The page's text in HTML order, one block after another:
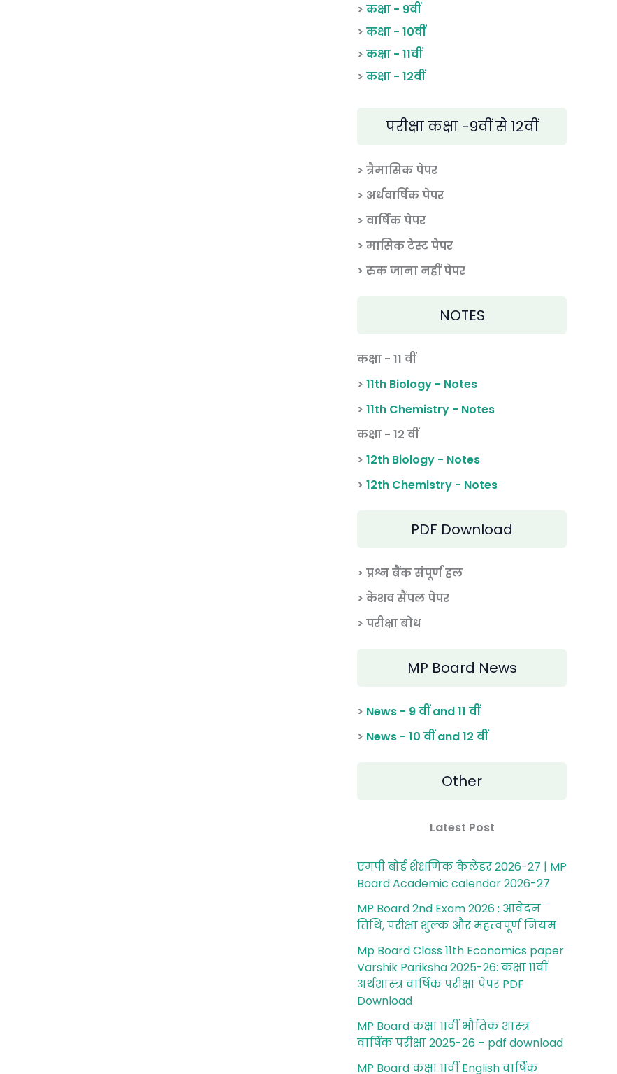
> कक्षा - 9वीं
> कक्षा - 10वीं
> कक्षा - 11वीं
> कक्षा - 12वीं
परीक्षा कक्षा -9वीं से 12वीं
> त्रैमासिक पेपर
> अर्धवार्षिक पेपर
> वार्षिक पेपर
> मासिक टेस्ट पेपर
> रुक जाना नहीं पेपर
NOTES
कक्षा - 11 वीं
> 11th Biology - Notes
> 11th Chemistry - Notes
कक्षा - 12 वीं
> 12th Biology - Notes
> 12th Chemistry - Notes
PDF Download
> प्रश्न बैंक संपूर्ण हल
> केशव सैंपल पेपर
> परीक्षा बोध
MP Board News
> News - 9 वीं and 11 वीं
> News - 10 वीं and 12 वीं
Other
Latest Post
एमपी बोर्ड शैक्षणिक कैलेंडर 2026-27 | MP
Board Academic calendar 2026-27
MP Board 2nd Exam 2026 : आवेदन
तिथि, परीक्षा शुल्‍क और महत्‍वपूर्ण नियम
Mp Board Class 11th Economics paper
Varshik Pariksha 2025-26: कक्षा 11वीं
अर्थशास्‍त्र वार्षिक परीक्षा पेपर PDF
Download
MP Board कक्षा 11वीं भौतिक शास्‍त्र
वार्षिक परीक्षा 2025-26 – pdf download
MP Board कक्षा 11वीं English वार्षिक